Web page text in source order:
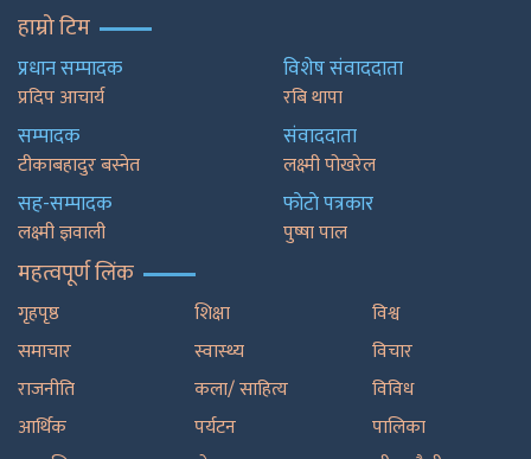
हाम्रो टिम
प्रधान सम्पादक
प्रदिप आचार्य
सम्पादक
टीकाबहादुर बस्नेत
सह-सम्पादक
लक्ष्मी ज्ञवाली
विशेष संवाददाता
रबि थापा
संवाददाता
लक्ष्मी पोखरेल
फाेटाे पत्रकार
पुष्षा पाल
महत्वपूर्ण लिंक
गृहपृष्ठ
समाचार
राजनीति
आर्थिक
शिक्षा
स्वास्थ्य
कला/ साहित्य
पर्यटन
विश्व
विचार
विविध
पालिका